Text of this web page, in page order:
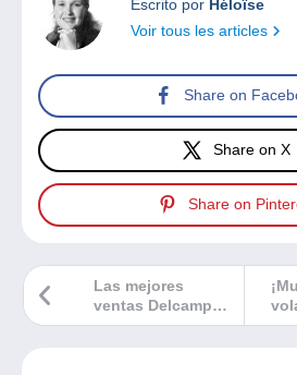
Escrito por Héloïse
Voir tous les articles
Share on
Share on X
Share on
Las mejores
ventas Delcampe
noviembre 2022